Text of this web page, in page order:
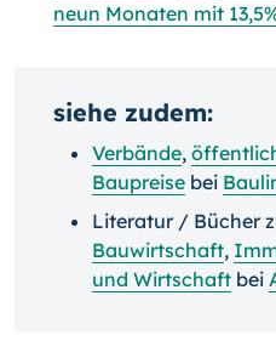
neun Monaten mit
siehe zudem:
Verbände,
Baupreise bei
Literatur / Bücher
Bauwirtschaft,
und Wirtschaft bei